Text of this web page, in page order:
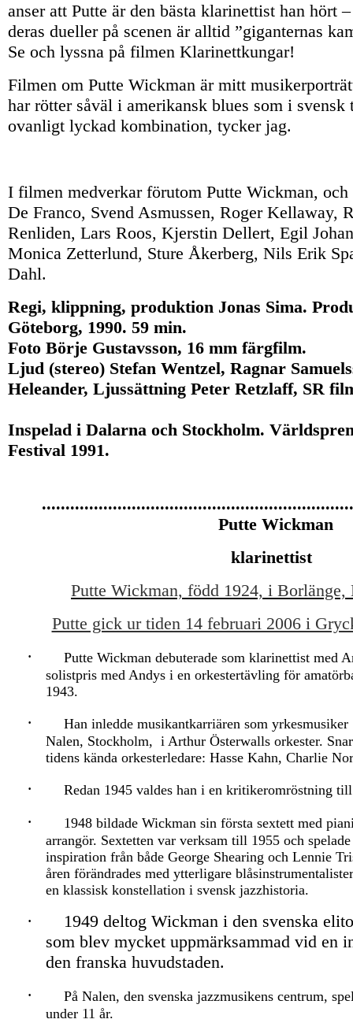
anser att Putte är den bästa klarinettist han hört
deras dueller på scenen är alltid ”giganternas
Se och lyssna på filmen Klarinettkungar!
Filmen om Putte Wickman är mitt
har rötter såväl i amerikansk blues som i
ovanligt lyckad kombination, tycker jag.
I filmen medverkar förutom Putte Wickman,
De Franco, Svend Asmussen, Roger Kellaway,
Renliden, Lars Roos, Kjerstin Dellert, Egil
Monica Zetterlund, Sture Åkerberg, Nils Erik
Dahl.
Regi, klippning, produktion Jonas Sima.
Göteborg, 1990. 59 min.
Foto Börje Gustavsson, 16 mm färgfilm.
Ljud (stereo) Stefan Wentzel, Ragnar
Heleander, Ljussättning Peter Retzlaff, SR
Inspelad i Dalarna och Stockholm.
Festival 1991.
Putte Wickman
klarinettist
Putte Wickman, född 1924, i Borlänge,
Putte gick ur tiden 14 februari 2006 i
·
Putte Wickman debuterade som klarinettist med
solistpris med Andys i en orkestertävling för
1943.
·
Han inledde musikantkarriären som yrkesmusiker
Nalen, Stockholm, i Arthur Österwalls orkester.
tidens kända orkesterledare: Hasse Kahn, Charlie
· Redan 1945 valdes han i en kritikeromröstning
·
1948 bildade Wickman sin första sextett med
arrangör. Sextetten var verksam till 1955 och
inspiration från både George Shearing och Lennie
åren förändrades med ytterligare
en klassisk konstellation i svensk jazzhistoria.
·
1949 deltog Wickman i den svenska
som blev mycket uppmärksammad vid en
den franska huvudstaden.
·
På Nalen, den svenska jazzmusikens centrum,
under 11 år.